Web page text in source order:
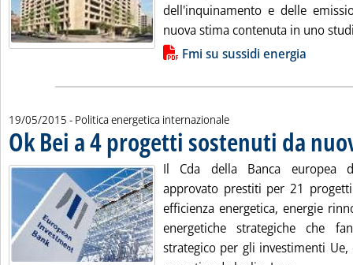
dell'inquinamento e delle
nuova stima contenuta in uno
Lista allegati PDF alla notiziaFmi su sussidi energia
19/05/2015 - Politica energetica internazionale
Ok Bei a 4 progetti sostenuti da
Il Cda della Banca europea
approvato prestiti per 21
efficienza energetica, energie
energetiche strategiche che
strategico per gli investimenti